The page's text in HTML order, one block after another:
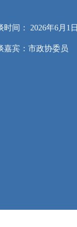
时间： 2026年6月1日
嘉宾： 市政协委员